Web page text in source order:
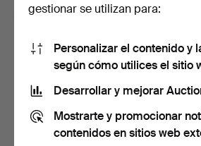
Soy mayor de 18 años y acepto
de privacidad.
Crear cuenta
gestionar se utilizan para:
Personalizar el contenido y
según cómo utilices el sitio
Desarrollar y mejorar
Mostrarte y promocionar
contenidos en sitios web